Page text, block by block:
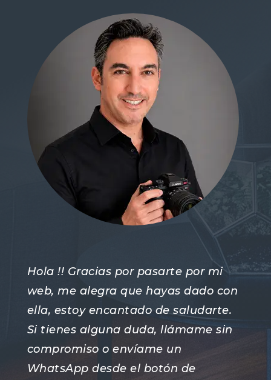
Hola !! Gracias por pasarte por mi
web, me alegra que hayas dado con
ella, estoy encantado de saludarte.
Si tienes alguna duda, llámame sin
compromiso o envíame un
WhatsApp desde el botón de